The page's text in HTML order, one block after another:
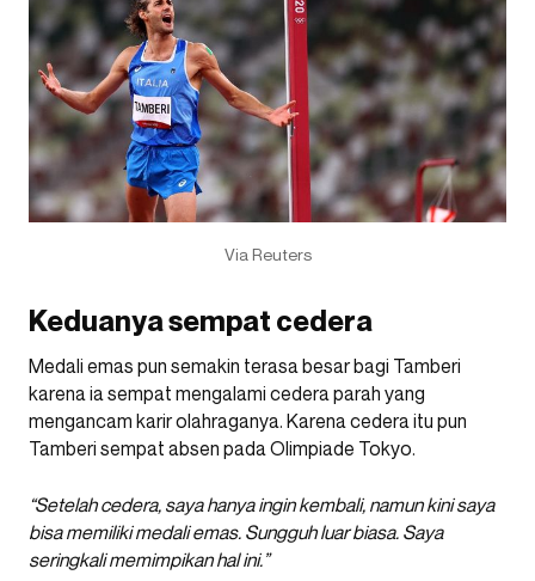
Via Reuters
Keduanya sempat cedera
Medali emas pun semakin terasa besar bagi Tamberi
karena ia sempat mengalami cedera parah yang
mengancam karir olahraganya. Karena cedera itu pun
Tamberi sempat absen pada Olimpiade Tokyo.
“Setelah cedera, saya hanya ingin kembali, namun kini saya
bisa memiliki medali emas. Sungguh luar biasa. Saya
seringkali memimpikan hal ini.”